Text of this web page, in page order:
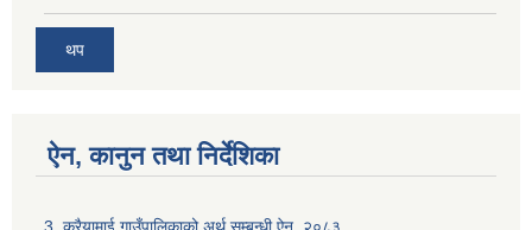
थप
ऐन, कानुन तथा निर्देशिका
3. करैयामाई गाउँपालिकाको अर्थ सम्बन्धी ऐन, २०८३